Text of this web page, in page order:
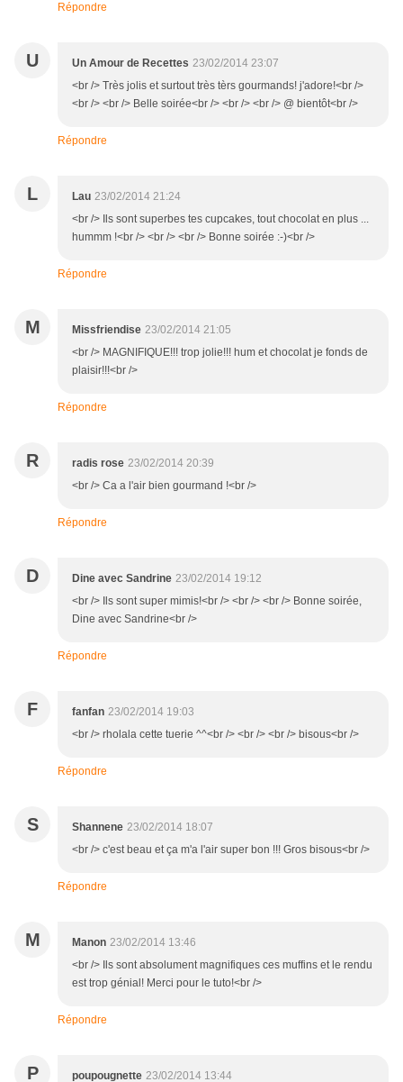
Répondre
U Un Amour de Recettes 23/02/2014 23:07
<br /> Très jolis et surtout très tèrs gourmands! j'adore!<br />
<br /> <br /> Belle soirée<br /> <br /> <br /> @ bientôt<br />
Répondre
L Lau 23/02/2014 21:24
<br /> Ils sont superbes tes cupcakes, tout chocolat en plus ...
hummm !<br /> <br /> <br /> Bonne soirée :-)<br />
Répondre
M Missfriendise 23/02/2014 21:05
<br /> MAGNIFIQUE!!! trop jolie!!! hum et chocolat je fonds de
plaisir!!!<br />
Répondre
R radis rose 23/02/2014 20:39
<br /> Ca a l'air bien gourmand !<br />
Répondre
D Dine avec Sandrine 23/02/2014 19:12
<br /> Ils sont super mimis!<br /> <br /> <br /> Bonne soirée,
Dine avec Sandrine<br />
Répondre
F fanfan 23/02/2014 19:03
<br /> rholala cette tuerie ^^<br /> <br /> <br /> bisous<br />
Répondre
S Shannene 23/02/2014 18:07
<br /> c'est beau et ça m'a l'air super bon !!! Gros bisous<br />
Répondre
M Manon 23/02/2014 13:46
<br /> Ils sont absolument magnifiques ces muffins et le rendu
est trop génial! Merci pour le tuto!<br />
Répondre
P poupougnette 23/02/2014 13:44